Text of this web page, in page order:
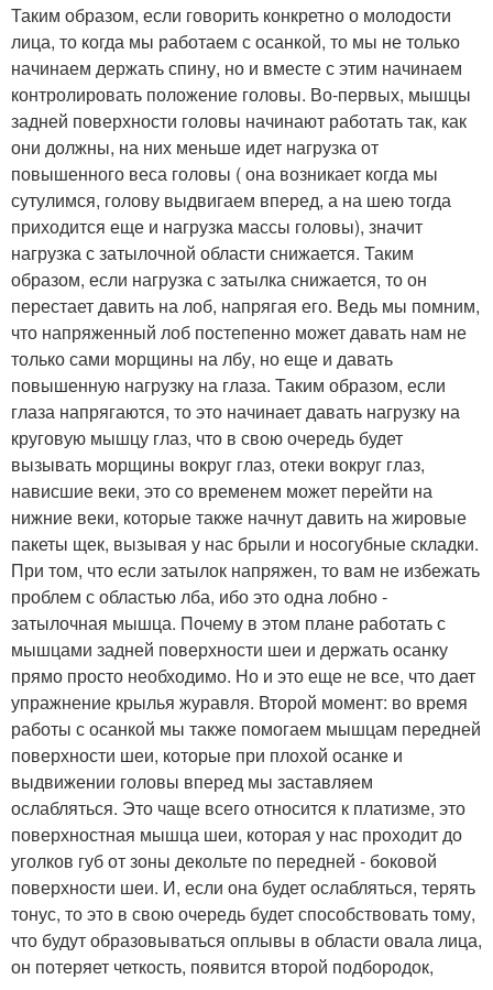
Таким образом, если говорить конкретно о молодости
лица, то когда мы работаем с осанкой, то мы не только
начинаем держать спину, но и вместе с этим начинаем
контролировать положение головы. Во-первых, мышцы
задней поверхности головы начинают работать так, как
они должны, на них меньше идет нагрузка от
повышенного веса головы ( она возникает когда мы
сутулимся, голову выдвигаем вперед, а на шею тогда
приходится еще и нагрузка массы головы), значит
нагрузка с затылочной области снижается. Таким
образом, если нагрузка с затылка снижается, то он
перестает давить на лоб, напрягая его. Ведь мы помним,
что напряженный лоб постепенно может давать нам не
только сами морщины на лбу, но еще и давать
повышенную нагрузку на глаза. Таким образом, если
глаза напрягаются, то это начинает давать нагрузку на
круговую мышцу глаз, что в свою очередь будет
вызывать морщины вокруг глаз, отеки вокруг глаз,
нависшие веки, это со временем может перейти на
нижние веки, которые также начнут давить на жировые
пакеты щек, вызывая у нас брыли и носогубные складки.
При том, что если затылок напряжен, то вам не избежать
проблем с областью лба, ибо это одна лобно -
затылочная мышца. Почему в этом плане работать с
мышцами задней поверхности шеи и держать осанку
прямо просто необходимо. Но и это еще не все, что дает
упражнение крылья журавля. Второй момент: во время
работы с осанкой мы также помогаем мышцам передней
поверхности шеи, которые при плохой осанке и
выдвижении головы вперед мы заставляем
ослабляться. Это чаще всего относится к платизме, это
поверхностная мышца шеи, которая у нас проходит до
уголков губ от зоны декольте по передней - боковой
поверхности шеи. И, если она будет ослабляться, терять
тонус, то это в свою очередь будет способствовать тому,
что будут образовываться оплывы в области овала лица,
он потеряет четкость, появится второй подбородок,